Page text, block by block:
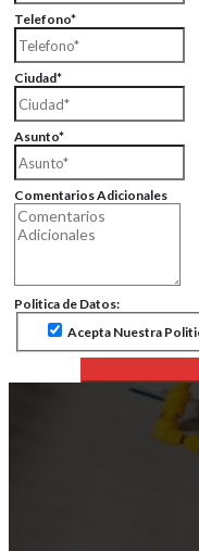
Telefono*
Ciudad*
Asunto*
Comentarios Adicionales
Politica de Datos:
Acepta Nuestra